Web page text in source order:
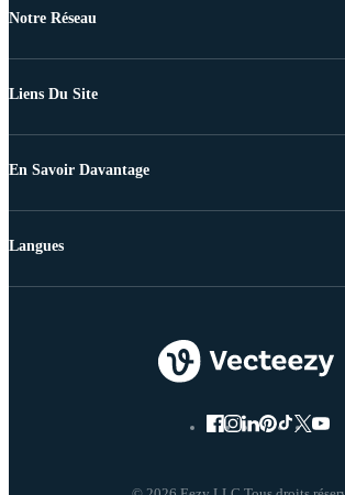
Notre Réseau
Liens Du Site
En Savoir Davantage
Langues